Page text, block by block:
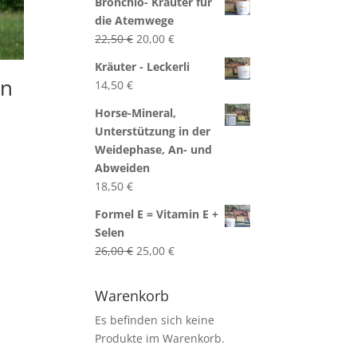
die Atemwege
22,50€ Ursprünglicher
war:
20,00€Aktueller
ist:
Kräuter - Leckerli
14,50€
Horse-Mineral,
Unterstützung in der
Weidephase, An- und
Abweiden
18,50€
Formel E = Vitamin E +
Selen
26,00€ Ursprünglicher
war:
26,00 €
25,00€Aktueller
Warenkorb
Es befinden sich keine
Produkte im Warenkorb.